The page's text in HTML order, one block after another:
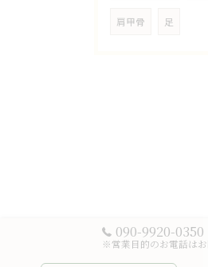
肩甲骨 足
090-9920-0350
※営業目的のお電話は